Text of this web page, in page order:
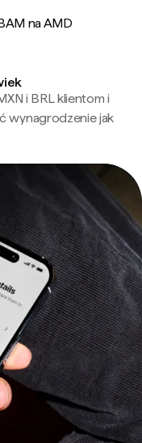
na AMD
i BRL klientom i
wynagrodzenie jak